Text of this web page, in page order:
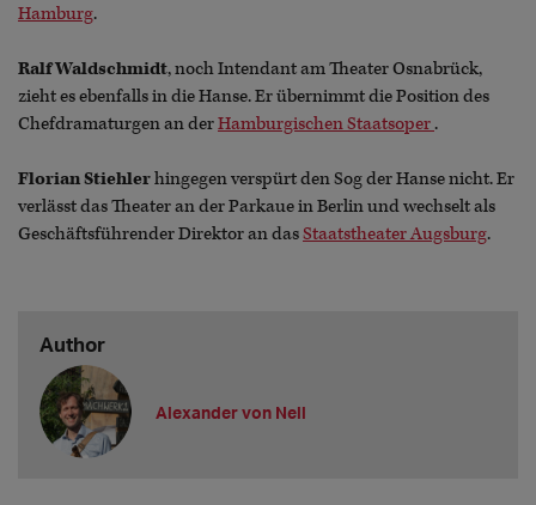
Hamburg.
Ralf Waldschmidt, noch Intendant am Theater Osnabrück,
zieht es ebenfalls in die Hanse. Er übernimmt die Position des
Chefdramaturgen an derHamburgischen Staatsoper .
Florian Stiehlerhingegen verspürt den Sog der Hanse nicht. Er
verlässt das Theater an der Parkaue in Berlin und wechselt als
Geschäftsführender Direktor an dasStaatstheater Augsburg.
Author
Alexander von Nell